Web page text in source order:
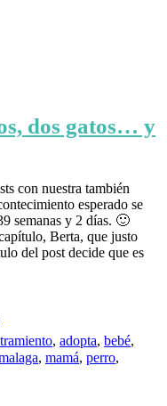
dos gatos… y
con nuestra también
esperado se
semanas y 2 días. 🙂
Berta, que justo
del post decide que es
, adopta, bebé,
, mamá, perro,